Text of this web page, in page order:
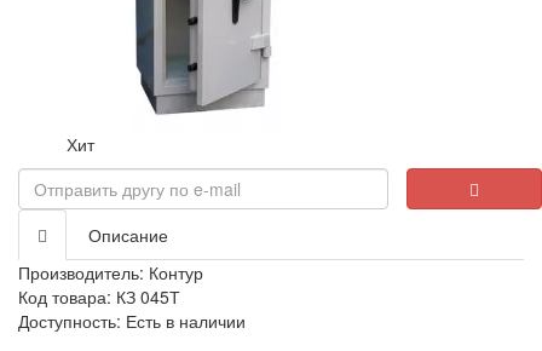
Хит
Описание
Производитель: Контур
Код товара: КЗ 045Т
Доступность: Есть в наличии